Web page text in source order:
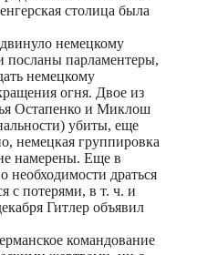
столица была
немецкому
посланы парламентеры,
немецкому
огня. Двое из
Остапенко и Миклош
убиты, еще
немецкая группировка
намерены. Еще в
необходимости драться
с потерями, в т. ч. и
Гитлер объявил
командование